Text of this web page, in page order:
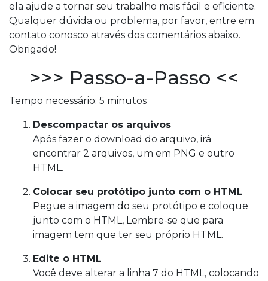
ela ajude a tornar seu trabalho mais fácil e eficiente.
Qualquer dúvida ou problema, por favor, entre em
contato conosco através dos comentários abaixo.
Obrigado!
>>> Passo-a-Passo <<
Tempo necessário: 5 minutos
Descompactar os arquivos
Após fazer o download do arquivo, irá
encontrar 2 arquivos, um em PNG e outro
HTML.
Colocar seu protótipo junto com o HTML
Pegue a imagem do seu protótipo e coloque
junto com o HTML, Lembre-se que para
imagem tem que ter seu próprio HTML.
Edite o HTML
Você deve alterar a linha 7 do HTML, colocando